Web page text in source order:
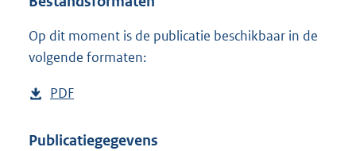
Op dit moment is de publicatie beschikbaar in de
volgende formaten:
D
w
PDF
s
Publicatiegegevens